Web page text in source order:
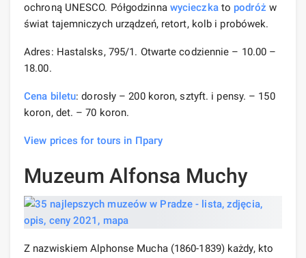
ochroną UNESCO. Półgodzinna wycieczkato podróż w
świat tajemniczych urządzeń, retort, kolb i probówek.
Adres: Hastalsks, 795/1. Otwarte codziennie – 10.00 –
18.00.
Cena biletu: dorosły – 200 koron, sztyft. i pensy. – 150
koron, det. – 70 koron.
View prices for tours in Прагу
Muzeum Alfonsa Muchy
Z nazwiskiem Alphonse Mucha (1860-1839) każdy, kto